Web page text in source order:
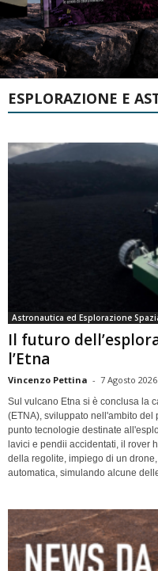
ESPLORAZIONE E
Astronautica ed Esplorazione
Il futuro
l’Etna
Vincenzo Pettina - 7 Agosto 2026
Sul vulcano Etna si è conclusa la
(ETNA), sviluppato nell'ambito del
punto tecnologie destinate
lavici e pendii accidentati, il rover
della regolite, impiego di un
automatica, simulando alcune